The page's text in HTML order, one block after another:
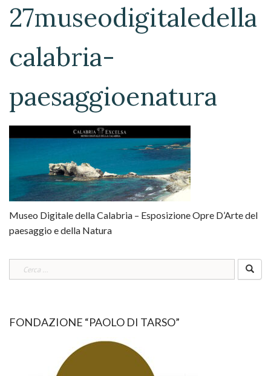
27museodigitaledella
calabria-
paesaggioenatura
Museo Digitale della Calabria – Esposizione Opre D’Arte del
paesaggio e della Natura
Ricerca
per:
FONDAZIONE “PAOLO DI TARSO”